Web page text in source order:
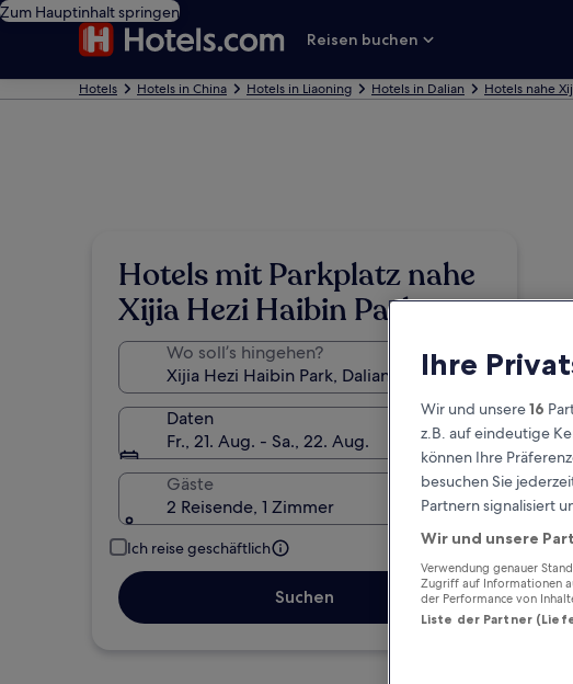
Zum Hauptinhalt springen
Reisen buchen
Hotels Hotels in China Hotels in Liaoning Hotels in Dalian Hotels nahe
Hotels mit Parkplatz nahe
Xijia Hezi Haibin Park
Wo soll’s hingehen?
Daten
Fr., 21. Aug. - Sa., 22. Aug.
Gäste
2 Reisende, 1 Zimmer
Ich reise geschäftlich
Suchen
Ihre
Wir und unsere16
z.B. auf eindeutige
können Ihre
besuchen Sie
Partnern signalisiert
Wir und unsere
Verwendung genauer
Zugriff auf Informationen
der Performance von
Liste der Partner